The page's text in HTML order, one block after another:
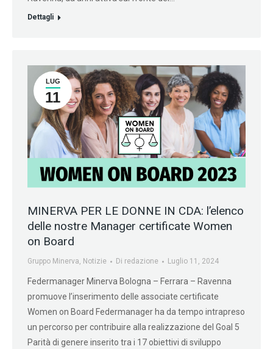
Dettagli
LUG
11
MINERVA PER LE DONNE IN CDA: l’elenco
delle nostre Manager certificate Women
on Board
Gruppo Minerva, Notizie Di redazione Luglio 11, 2024
Federmanager Minerva Bologna – Ferrara – Ravenna
promuove l’inserimento delle associate certificate
Women on Board Federmanager ha da tempo intrapreso
un percorso per contribuire alla realizzazione del Goal 5
Parità di genere inserito tra i 17 obiettivi di sviluppo